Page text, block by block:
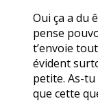
Oui ça a du
pense
t’envoie
évident
petite. As-tu
que cette